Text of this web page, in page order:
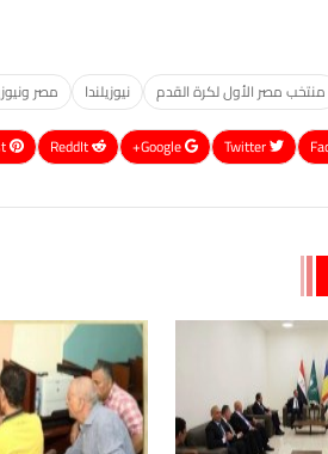
منتخب مصر الأول لكرة القدم نيوزيلندا مصر
Google+
ReddIt
Pinterest